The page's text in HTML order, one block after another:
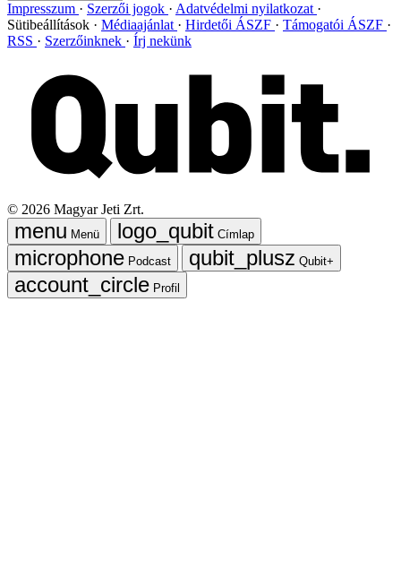
Impresszum Szerzői jogok
Adatvédelmi nyilatkozat
Sütibeállítások
Médiaajánlat Hirdetői ÁSZF
Támogatói ÁSZF
RSS
Szerzőinknek Írj nekünk
© 2026 Magyar Jeti Zrt.
Menü
Címlap
Podcast
Qubit+
Profil